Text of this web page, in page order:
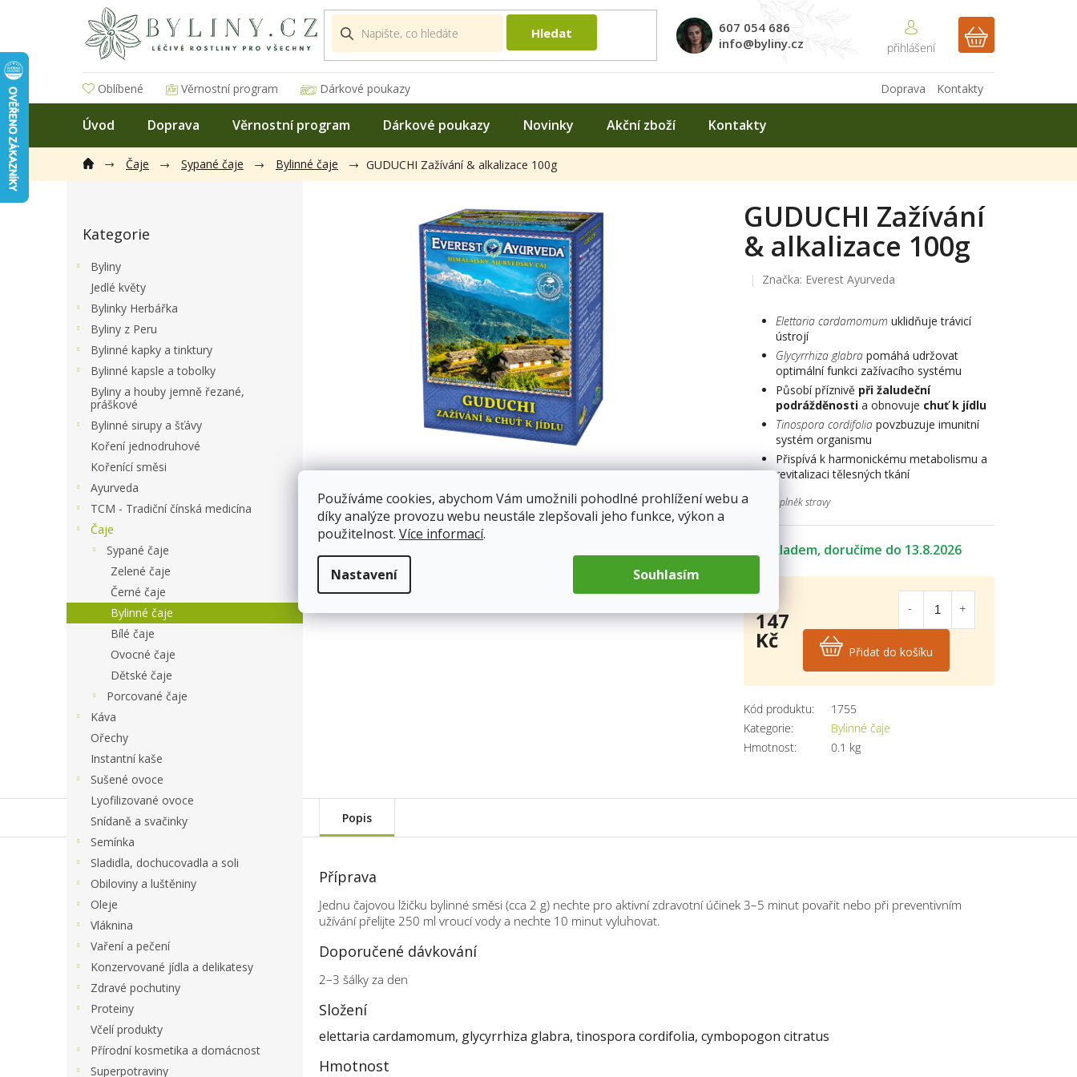
Používáme cookies, abychom Vám umožnili pohodlné prohlížení webu a
díky analýze provozu webu neustále zlepšovali jeho funkce, výkon a
použitelnost. Více informací.
Nastavení Souhlasím
Hledat
607 054 686
info@byliny.cz
NÁKUPNÍ
Oblíbené Věrnostní program Dárkové poukazy Kontakty
Doprava
Úvod Doprava Věrnostní program Dárkové poukazy Novinky Akční zboží Kontakty
Čaje Sypané čaje Bylinné čaje GUDUCHI Zažívání & alkalizace 100g
kategorie
Kategorie
Byliny
Jedlé květy
Bylinky Herbářka
Byliny z Peru
Bylinné kapky a tinktury
Bylinné kapsle a tobolky
Byliny a houby jemně řezané,
práškové
Bylinné sirupy a šťávy
Koření jednodruhové
Kořenící směsi
Ayurveda
TCM - Tradiční čínská medicína
Čaje
Sypané čaje
Zelené čaje
Černé čaje
Bylinné čaje
Bílé čaje
Ovocné čaje
Dětské čaje
Porcované čaje
Káva
Ořechy
Instantní kaše
Sušené ovoce
Lyofilizované ovoce
Snídaně a svačinky
Semínka
Sladidla, dochucovadla a soli
Obiloviny a luštěniny
Oleje
Vláknina
Vaření a pečení
Konzervované jídla a delikatesy
Zdravé pochutiny
Proteiny
Včelí produkty
Přírodní kosmetika a domácnost
Superpotraviny
Skladem 13.8.2026
Elettaria cardamomum uklidňuje trávicí
ústrojí
Glycyrrhiza glabra pomáhá udržovat
optimální funkci zažívacího systému
Působí příznivě při žaludeční
podrážděnosti a obnovuje chuť k jídlu
Tinospora cordifoliapovzbuzuje imunitní
systém organismu
Přispívá k harmonickému metabolismu a
revitalizaci tělesných tkání
Doplněk stravy
GUDUCHI Zažívání
& alkalizace 100g
Značka: Everest Ayurveda
Kód produktu:
1755
Kategorie:
Bylinné čaje
Hmotnost: 0.1 kg
147
Kč Přidat do košíku
Popis
Příprava
Jednu čajovou lžičku bylinné směsi (cca 2 g) nechte pro aktivní zdravotní účinek 3–5 minut povařit nebo při preventivním
užívání přelijte 250 ml vroucí vody a nechte 10 minut vyluhovat.
Doporučené dávkování
2–3 šálky za den
Složení
elettaria cardamomum, glycyrrhiza glabra, tinospora cordifolia, cymbopogon citratus
Hmotnost